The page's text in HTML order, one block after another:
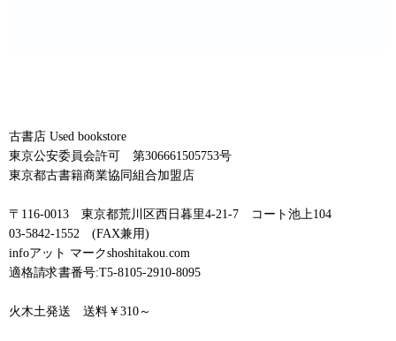
古書店 Used bookstore
東京公安委員会許可 第306661505753号
東京都古書籍商業協同組合加盟店
〒116-0013 東京都荒川区西日暮里4-21-7 コート池上104
03-5842-1552 (FAX兼用)
infoアット マークshoshitakou.com
適格請求書番号:T5-8105-2910-8095
火木土発送 送料￥310～